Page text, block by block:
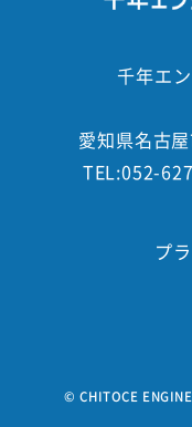
千年エ
愛知県名古
TEL:052-
© CHITOCE
プ